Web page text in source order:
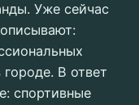
Уже сейчас
В ответ
спортивные